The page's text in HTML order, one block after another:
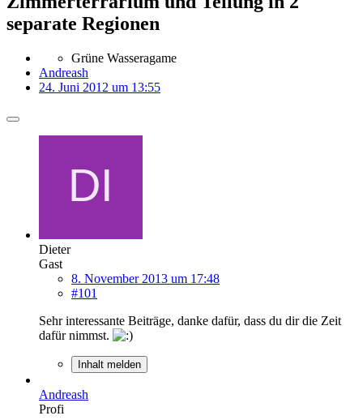
separate Regionen
Grüne Wasseragame
Andreash
24. Juni 2012 um 13:55
Dieter
Gast
8. November 2013 um 17:48
#101
Sehr interessante Beiträge, danke dafür, dass du dir die Zeit
dafür nimmst.
Inhalt melden
Andreash
Profi